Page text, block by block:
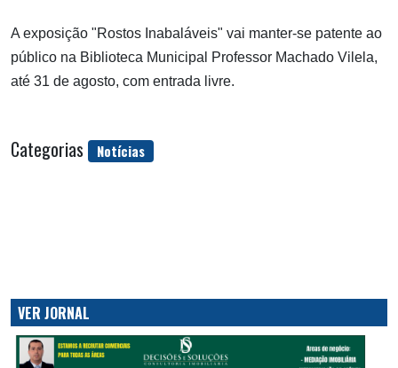
A exposição "Rostos Inabaláveis" vai manter-se patente ao
público na Biblioteca Municipal Professor Machado Vilela,
até 31 de agosto, com entrada livre.
Categorias Notícias
VER JORNAL